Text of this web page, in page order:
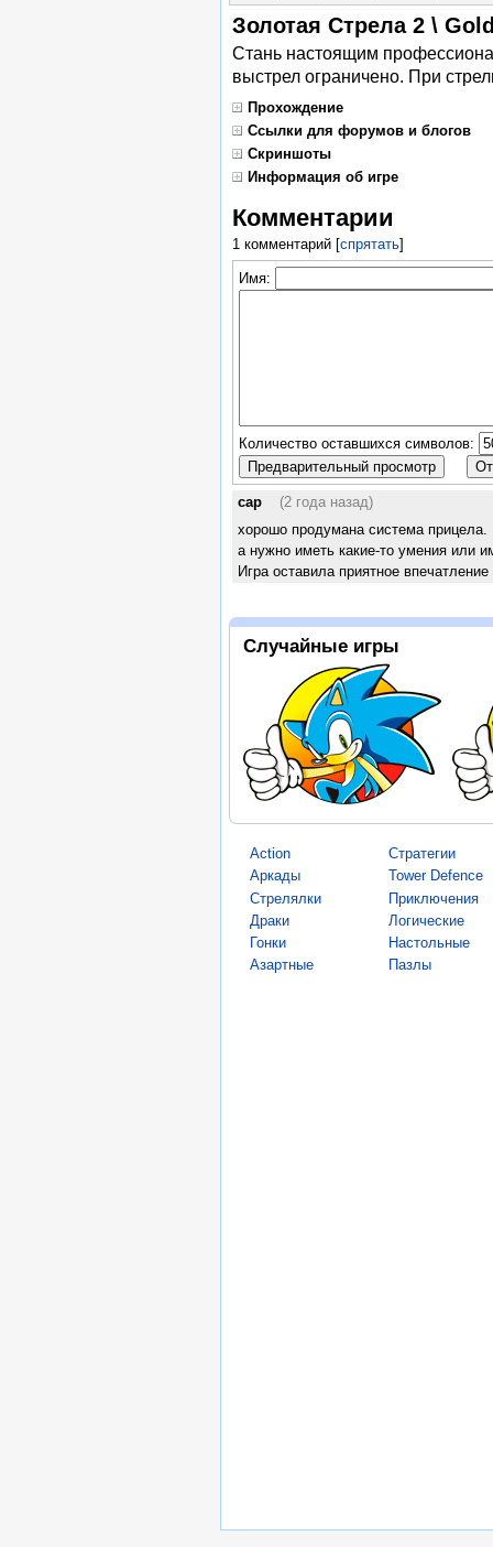
Золотая Стрела 2 \
Стань настоящим
выстрел ограничено. При
Прохождение
Ссылки для форумов и блогов
Скриншоты
Информация об игре
Комментарии
1 комментарий[спрятать]
Имя:
Количество оставшихся символов:
cap
(2 года назад)
хорошо продумана система
а нужно иметь какие-то умения или
Игра оставила приятное впечатление
Случайные игры
Action
Аркады
Стрелялки
Драки
Гонки
Азартные
Стратегии
Tower Defence
Приключения
Логические
Настольные
Пазлы